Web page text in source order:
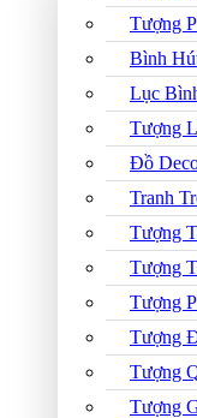
Tượng
Bình
Lục
Tượng
Đồ
Tranh
Tượng
Tượng
Tượng
Tượng
Tượng
Tượng